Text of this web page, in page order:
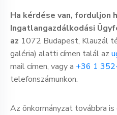
Ha kérdése van, forduljon
Ingatlangazdálkodási
az 1072 Budapest, Klauzál
galéria) alatti címen talál az
mail címen, vagy a +36 1
telefonszámunkon.
Az önkormányzat továbbra